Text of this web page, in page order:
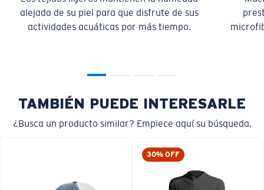
alejada de su piel para que disfrute de sus
actividades acuáticas por más tiempo.
TAMBIÉN PUEDE INTERESARLE
¿Busca un producto similar? Empiece aquí su búsqueda.
30% OFF